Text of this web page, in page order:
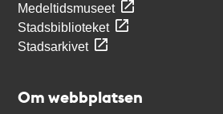
Medeltidsmuseet
Stadsbiblioteket
Stadsarkivet
Om webbplatsen